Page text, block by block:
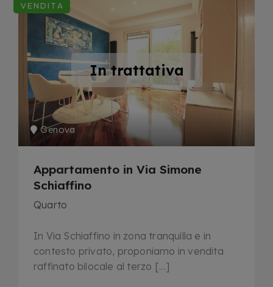
VENDITA
In trattativa
Genova
Appartamento in Via Simone
Schiaffino
Quarto
In Via Schiaffino in zona tranquilla e in
contesto privato, proponiamo in vendita
raffinato bilocale al terzo […]